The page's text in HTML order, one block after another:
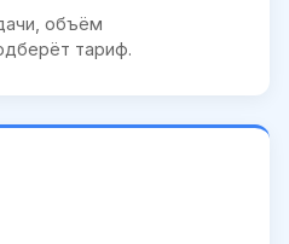
объём
тариф.